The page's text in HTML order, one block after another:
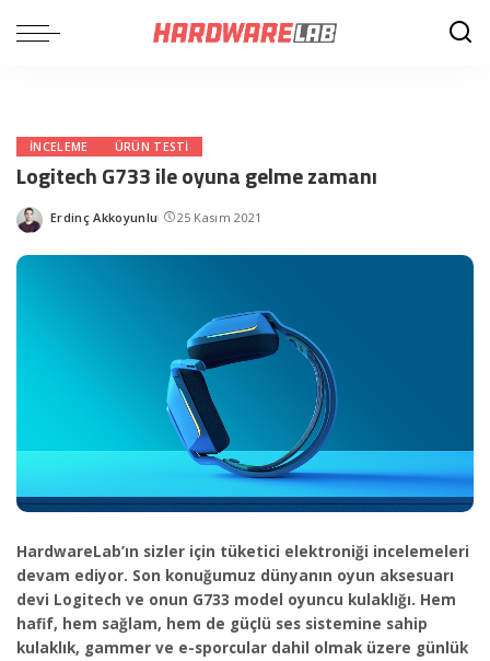
INCELEME ÜRÜN TESTI
Logitech G733 ile oyuna gelme zamanı
Posted
Erdinç Akkoyunlu 25 Kasım 2021
HardwareLab’ın sizler için tüketici elektroniği incelemeleri
devam ediyor. Son konuğumuz dünyanın oyun aksesuarı
devi Logitech ve onun G733 model oyuncu kulaklığı. Hem
hafif, hem sağlam, hem de güçlü ses sistemine sahip
kulaklık, gammer ve e-sporcular dahil olmak üzere günlük